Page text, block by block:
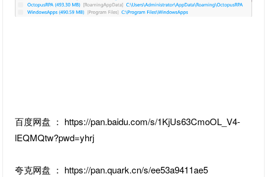
百度网盘 ： https://pan.baidu.com/s/1KjUs63CmoOL_V4-
lEQMQtw?pwd=yhrj
夸克网盘 ： https://pan.quark.cn/s/ee53a9411ae5